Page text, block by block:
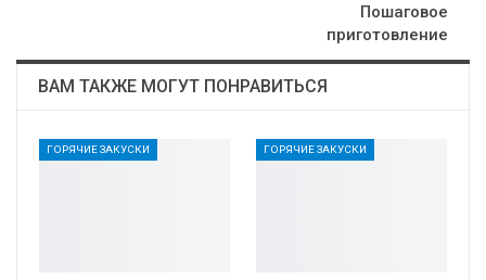
Пошаговое
приготовление
ВАМ ТАКЖЕ МОГУТ ПОНРАВИТЬСЯ
ГОРЯЧИЕ ЗАКУСКИ ГОРЯЧИЕ ЗАКУСКИ